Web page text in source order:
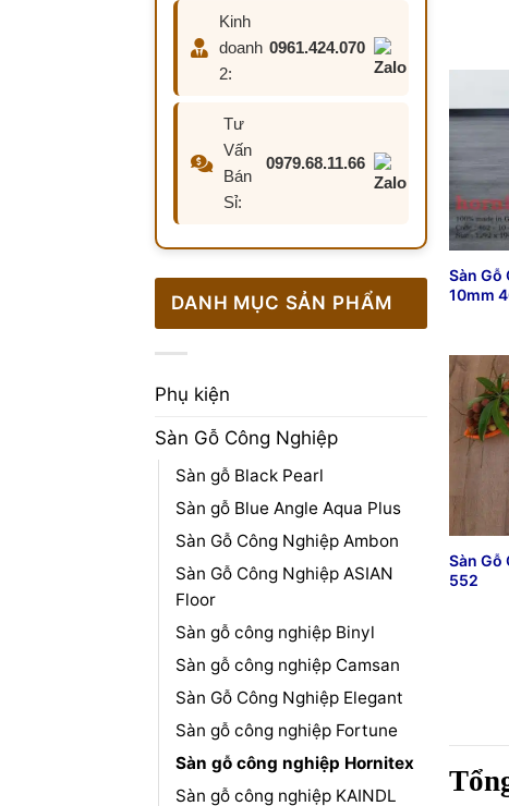
Kinh
doanh
2:
0961.424.070
Tư
Vấn
Bán
Sỉ:
0979.68.11.66
DANH MỤC SẢN PHẨM
Phụ kiện
Sàn Gỗ Công Nghiệp
Sàn gỗ Black Pearl
Sàn gỗ Blue Angle Aqua Plus
Sàn Gỗ Công Nghiệp Ambon
Sàn Gỗ Công Nghiệp ASIAN
Floor
Sàn gỗ công nghiệp Binyl
Sàn gỗ công nghiệp Camsan
Sàn Gỗ Công Nghiệp Elegant
Sàn gỗ công nghiệp Fortune
Sàn gỗ công nghiệp Hornitex
Sàn gỗ công nghiệp KAINDL
Sàn
10mm
Sàn Gỗ
552